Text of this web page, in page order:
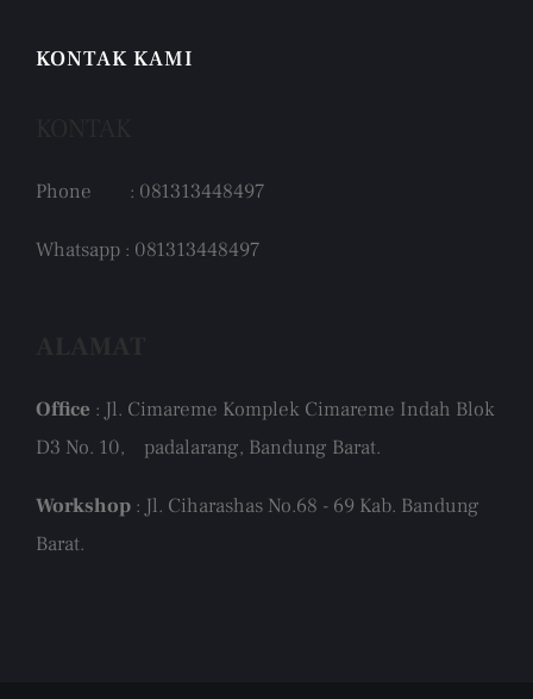
KONTAK KAMI
Phone : 081313448497
Whatsapp : 081313448497
Office : Jl. Cimareme Komplek Cimareme Indah Blok
D3 No. 10, padalarang, Bandung Barat.
Workshop : Jl. Ciharashas No.68 - 69 Kab. Bandung
Barat.